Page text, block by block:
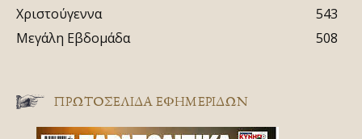
Χριστούγεννα
543
Μεγάλη Εβδομάδα
508
ΠΡΩΤΟΣΈΛΙΔΑ ΕΦΗΜΕΡΊΔΩΝ